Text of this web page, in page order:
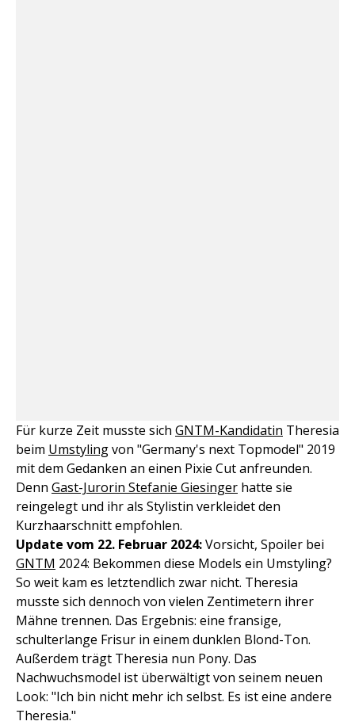
Für kurze Zeit musste sich GNTM-Kandidatin Theresia
beim Umstylingvon "Germany's next Topmodel" 2019
mit dem Gedanken an einen Pixie Cut anfreunden.
Denn Gast-Jurorin Stefanie Giesinger hatte sie
reingelegt und ihr als Stylistin verkleidet den
Kurzhaarschnitt empfohlen.
Update vom 22. Februar 2024:Vorsicht, Spoiler bei
GNTM 2024: Bekommen diese Models ein Umstyling?
So weit kam es letztendlich zwar nicht. Theresia
musste sich dennoch von vielen Zentimetern ihrer
Mähne trennen. Das Ergebnis: eine fransige,
schulterlange Frisur in einem dunklen Blond-Ton.
Außerdem trägt Theresia nun Pony. Das
Nachwuchsmodel ist überwältigt von seinem neuen
Look: "Ich bin nicht mehr ich selbst. Es ist eine andere
Theresia."